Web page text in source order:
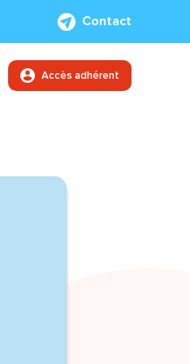
Contact
Accès adhérent